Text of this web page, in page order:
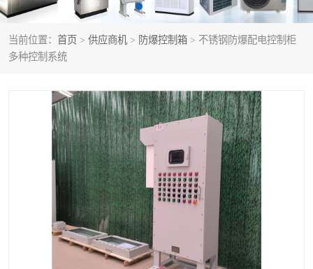
当前位置： 首页 > 供应商机 > 防爆控制箱 > 不锈钢防爆配电控制柜
多种控制系统
防爆控制箱 防爆接线箱
防爆操作柱 防爆监视显示器